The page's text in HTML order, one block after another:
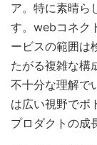
ア。特に素晴ら
す。webコネク
ービスの範囲は
たがる複雑な構
不十分な理解で
は広い視野でボ
プロダクトの成